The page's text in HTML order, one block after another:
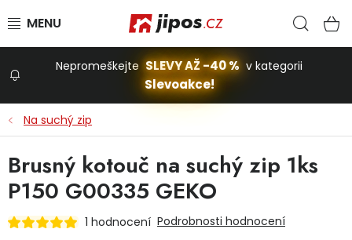
Stavba a dům
Nepromeškejte SLEVY AŽ -40 % v kategorii
Slevoakce!
Na suchý zip
Brusný kotouč na suchý zip 1ks
P150 G00335 GEKO
1 hodnocení Podrobnosti hodnocení